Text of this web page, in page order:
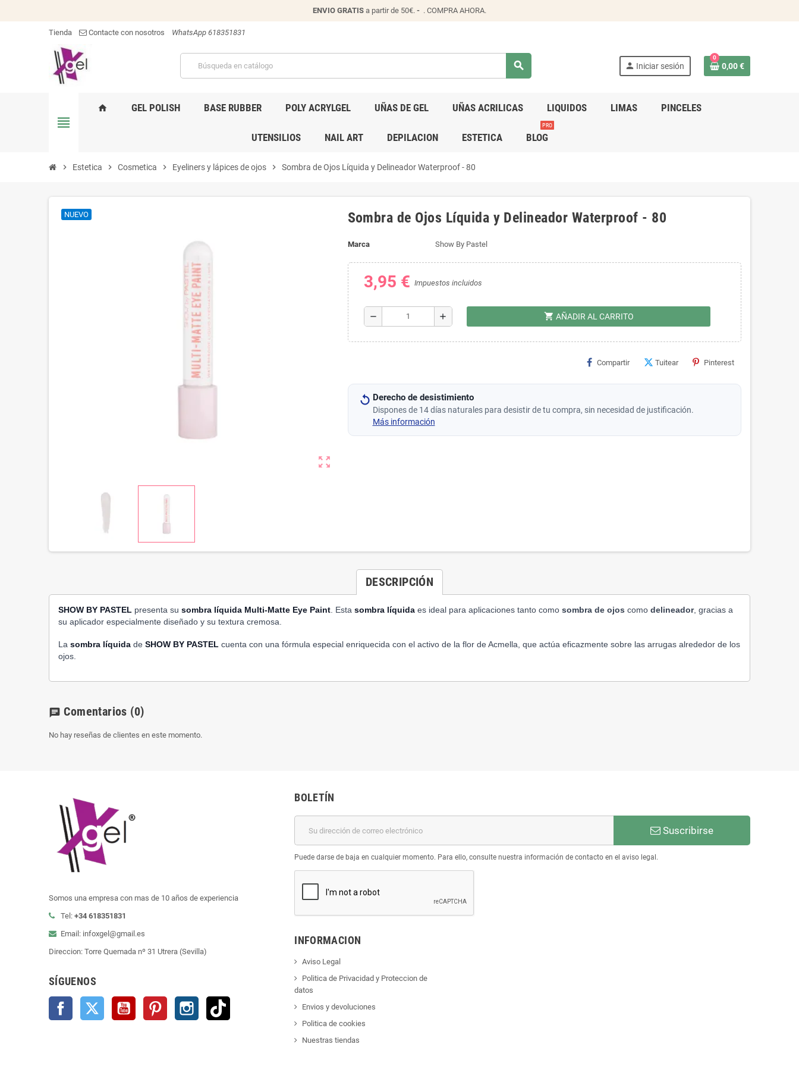
ENVIO GRATIS a partir de 50€. - . COMPRA AHORA.
Tienda Contacte con nosotros WhatsApp 618351831
search person Iniciar sesión
0
0,00 €
view_headline
home GEL POLISH BASE RUBBER POLY ACRYLGEL UÑAS DE GEL UÑAS ACRILICAS LIQUIDOS LIMAS PINCELES
UTENSILIOS NAIL ART DEPILACION ESTETICA BLOG
PRO
chevron_right Estetica chevron_right Cosmetica chevron_right Eyeliners y lápices de ojos chevron_right Sombra de Ojos Líquida y Delineador Waterproof - 80
zoom_out_map
NUEVO Sombra de Ojos Líquida y Delineador Waterproof - 80
Marca Show By Pastel
3,95 € Impuestos incluidos
remove add shopping_cart AÑADIR AL CARRITO
Compartir Tuitear Pinterest
Derecho de desistimiento
Dispones de 14 días naturales para desistir de tu compra, sin necesidad de justificación.
Más información
DESCRIPCIÓN
SHOW BY PASTEL presenta su sombra líquida Multi-Matte Eye Paint . Esta sombra líquida es ideal para aplicaciones tanto como sombra de ojos como delineador, gracias a
su aplicador especialmente diseñado y su textura cremosa.
La sombra líquida de SHOW BY PASTEL cuenta con una fórmula especial enriquecida con el activo de la flor de Acmella, que actúa eficazmente sobre las arrugas alrededor de los
ojos.
chat Comentarios (0)
No hay reseñas de clientes en este momento.
Somos una empresa con mas de 10 años de experiencia
Tel: +34 618351831
Email: infoxgel@gmail.es
Direccion: Torre Quemada nº 31 Utrera (Sevilla)
SÍGUENOS
Facebook Twitter YouTube Pinterest Instagram
BOLETÍN
Suscribirse
Puede darse de baja en cualquier momento. Para ello, consulte nuestra información de contacto en el aviso legal.
INFORMACION
Aviso Legal
Politica de Privacidad y Proteccion de
datos
Envios y devoluciones
Politica de cookies
Nuestras tiendas